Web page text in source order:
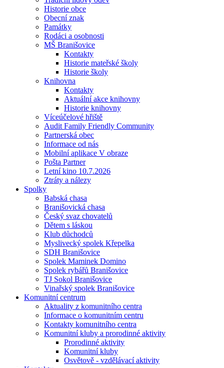
Historie obce
Obecní znak
Památky
Rodáci a osobnosti
MŠ Branišovice
Kontakty
Historie mateřské školy
Historie školy
Knihovna
Kontakty
Aktuální akce knihovny
Historie knihovny
Víceúčelové hřiště
Audit Family Friendly Community
Partnerská obec
Informace od nás
Mobilní aplikace V obraze
Pošta Partner
Letní kino 10.7.2026
Ztráty a nálezy
Spolky
Babská chasa
Branišovická chasa
Český svaz chovatelů
Dětem s láskou
Klub důchodců
Myslivecký spolek Křepelka
SDH Branišovice
Spolek Maminek Domino
Spolek rybářů Branišovice
TJ Sokol Branišovice
Vinařský spolek Branišovice
Komunitní centrum
Aktuality z komunitního centra
Informace o komunitním centru
Kontakty komunitního centra
Komunitní kluby a prorodinné aktivity
Prorodinné aktivity
Komunitní kluby
Osvětově - vzdělávací aktivity